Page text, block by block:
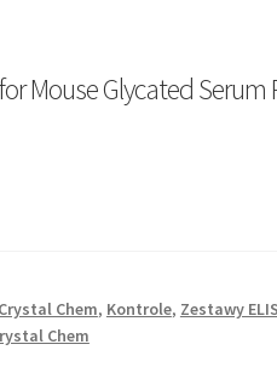
Mouse Glycated Serum
Crystal Chem, Kontrole, Zestawy
Chem